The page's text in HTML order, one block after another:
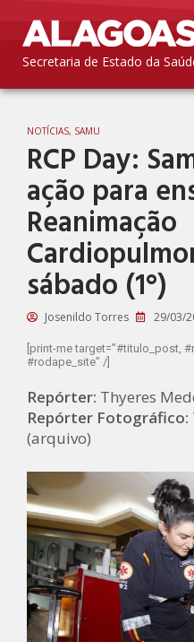
Secretaria de Estado da
NOTÍCIAS, SAMU
RCP Day:
ação para
Reanimação
sábado (1°)
Josenildo Torres 29/03/
[print-me target=”#titulo_post,
#rodape_site” /]
Repórter: Thyeres
Repórter Fotográfico:
(arquivo)